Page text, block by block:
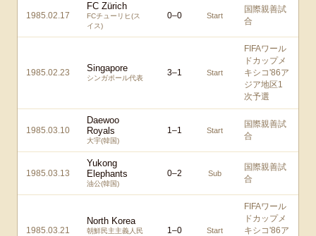
1985.02.17
FC Zürich
FCチューリヒ(ス
イス)
0–0 Start
国際親善試
合
1985.02.23 Singapore
シンガポール代表
3–1 Start
FIFAワール
ドカップメ
キシコ'86ア
ジア地区1
次予選
1985.03.10
Daewoo
Royals
大宇(韓国)
1–1 Start
国際親善試
合
1985.03.13
Yukong
Elephants
油公(韓国)
0–2 Sub
国際親善試
合
1985.03.21
North Korea
朝鮮民主主義人民
1–0 Start
FIFAワール
ドカップメ
キシコ'86ア